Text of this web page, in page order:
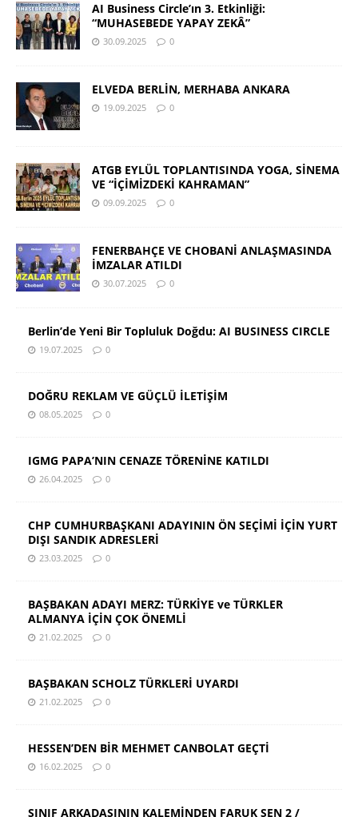
AI Business Circle’ın 3. Etkinliği:
“MUHASEBEDE YAPAY ZEKÂ”
30.09.2025 0
ELVEDA BERLİN, MERHABA ANKARA
19.09.2025 0
ATGB EYLÜL TOPLANTISINDA YOGA, SİNEMA
VE “İÇİMİZDEKİ KAHRAMAN”
09.09.2025 0
FENERBAHÇE VE CHOBANİ ANLAŞMASINDA
İMZALAR ATILDI
30.07.2025 0
Berlin’de Yeni Bir Topluluk Doğdu: AI BUSINESS CIRCLE
19.07.2025 0
DOĞRU REKLAM VE GÜÇLÜ İLETİŞİM
08.05.2025 0
IGMG PAPA’NIN CENAZE TÖRENİNE KATILDI
26.04.2025 0
CHP CUMHURBAŞKANI ADAYININ ÖN SEÇİMİ İÇİN YURT
DIŞI SANDIK ADRESLERİ
23.03.2025 0
BAŞBAKAN ADAYI MERZ: TÜRKİYE ve TÜRKLER
ALMANYA İÇİN ÇOK ÖNEMLİ
21.02.2025 0
BAŞBAKAN SCHOLZ TÜRKLERİ UYARDI
21.02.2025 0
HESSEN’DEN BİR MEHMET CANBOLAT GEÇTİ
16.02.2025 0
SINIF ARKADAŞININ KALEMİNDEN FARUK ŞEN 2 /